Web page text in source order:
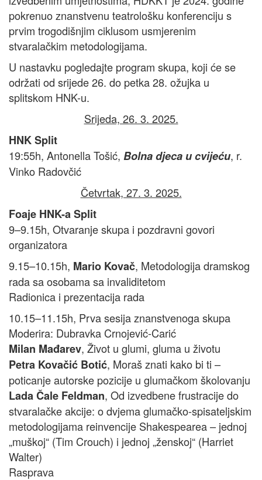
pokrenuo znanstvenu teatrološku konferenciju s
prvim trogodišnjim ciklusom usmjerenim
stvaralačkim metodologijama.
U nastavku pogledajte program skupa, koji će se
održati od srijede 26. do petka 28. ožujka u
splitskom HNK-u.
Srijeda, 26. 3. 2025.
HNK Split
19:55h, Antonella Tošić, Bolna djeca u cvijeću, r.
Vinko Radovčić
Četvrtak, 27. 3. 2025.
Foaje HNK-a Split
9–9.15h, Otvaranje skupa i pozdravni govori
organizatora
9.15–10.15h, Mario Kovač, Metodologija dramskog
rada sa osobama sa invaliditetom
Radionica i prezentacija rada
10.15–11.15h, Prva sesija znanstvenoga skupa
Moderira: Dubravka Crnojević-Carić
Milan Mađarev, Život u glumi, gluma u životu
Petra Kovačić Botić, Moraš znati kako bi ti –
poticanje autorske pozicije u glumačkom školovanju
Lada Čale Feldman, Od izvedbene frustracije do
stvaralačke akcije: o dvjema glumačko-spisateljskim
metodologijama reinvencije Shakespearea – jednoj
„muškoj“ (Tim Crouch) i jednoj „ženskoj“ (Harriet
Walter)
Rasprava